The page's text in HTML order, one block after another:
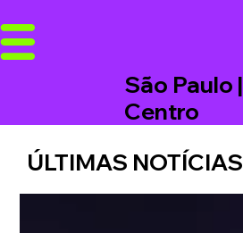
São Paulo |
Centro
ÚLTIMAS NOTÍCIAS